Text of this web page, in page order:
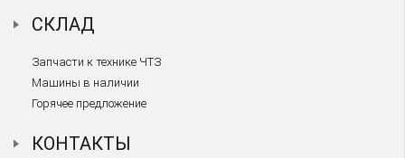
СКЛАД
Запчасти к технике ЧТЗ
Машины в наличии
Горячее предложение
КОНТАКТЫ